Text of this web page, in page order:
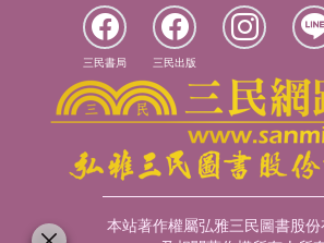
三民書局 三民出版
本站著作權屬弘雅三民圖書股份